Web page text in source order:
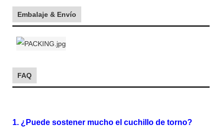
Embalaje & Envío
FAQ
1. ¿Puede sostener mucho el cuchillo de torno?